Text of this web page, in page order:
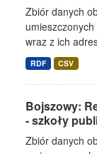
Zbiór danych
wraz z ich
RDF CSV
Bojszowy:
- szkoły
Zbiór danych